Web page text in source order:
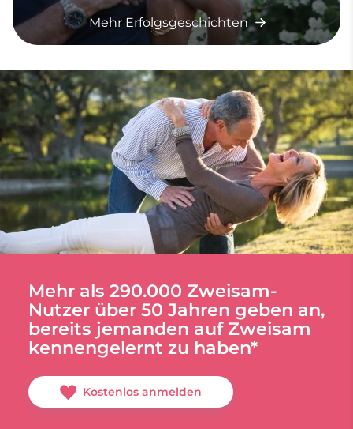
Mehr Erfolgsgeschichten
Mehr als 290.000 Zweisam-
Nutzer über 50 Jahren geben an,
bereits jemanden auf Zweisam
kennengelernt zu haben*
Kostenlos anmelden